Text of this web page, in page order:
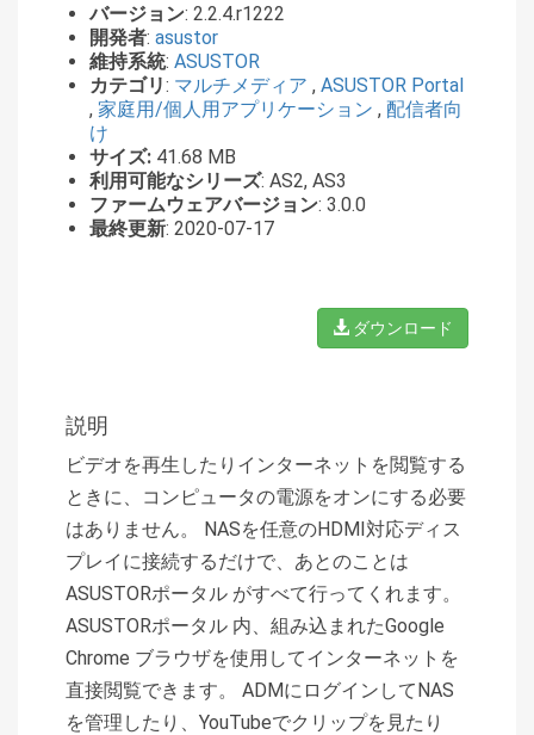
バージョン: 2.2.4.r1222
開発者: asustor
維持系統: ASUSTOR
カテゴリ: マルチメディア , ASUSTOR Portal
, 家庭用/個人用アプリケーション , 配信者向
け
サイズ: 41.68 MB
利用可能なシリーズ: AS2, AS3
ファームウェアバージョン: 3.0.0
最終更新: 2020-07-17
ダウンロード
説明
ビデオを再生したりインターネットを閲覧する
ときに、コンピュータの電源をオンにする必要
はありません。 NASを任意のHDMI対応ディス
プレイに接続するだけで、あとのことは
ASUSTORポータル がすべて行ってくれます。
ASUSTORポータル 内、組み込まれたGoogle
Chrome ブラウザを使用してインターネットを
直接閲覧できます。 ADMにログインしてNAS
を管理したり、YouTubeでクリップを見たり